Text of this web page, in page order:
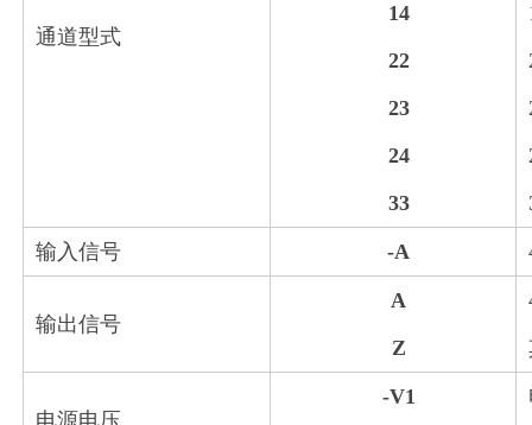
通道型式
14
22
23
24
33
输入信号 -A
输出信号
A
Z
电源电压
-V1